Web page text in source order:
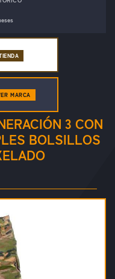
3 CON
BOLSILLOS
MARCA